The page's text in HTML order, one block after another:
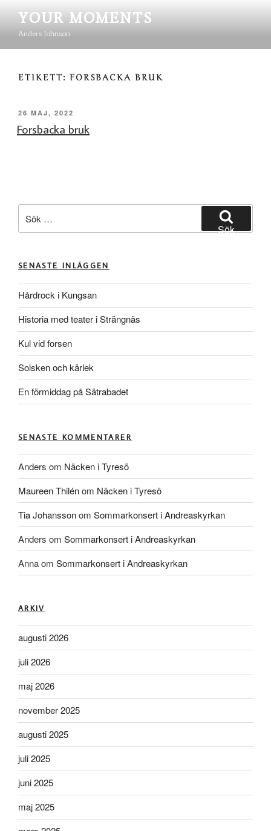
innehåll
YOUR MOMENTS
Anders Johnson
ETIKETT: FORSBACKA BRUK
PUBLICERAT
26 MAJ, 2022
Forsbacka bruk
efter:
Sök
SENASTE INLÄGGEN
Hårdrock i Kungsan
Historia med teater i Strängnäs
Kul vid forsen
Solsken och kärlek
En förmiddag på Sätrabadet
SENASTE KOMMENTARER
Anders om Näcken i Tyresö
Maureen Thilénom Näcken i Tyresö
Tia Johanssonom Sommarkonsert i Andreaskyrkan
Anders om Sommarkonsert i Andreaskyrkan
Annaom Sommarkonsert i Andreaskyrkan
ARKIV
augusti 2026
juli 2026
maj 2026
november 2025
augusti 2025
juli 2025
juni 2025
maj 2025